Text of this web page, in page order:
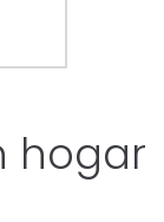
hogar